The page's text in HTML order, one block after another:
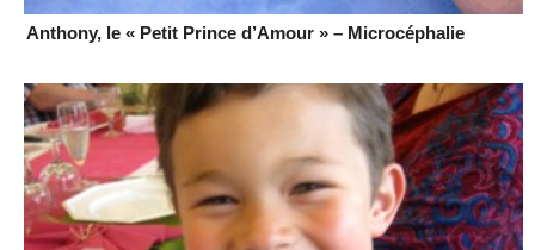
Anthony, le « Petit Prince d’Amour » – Microcéphalie